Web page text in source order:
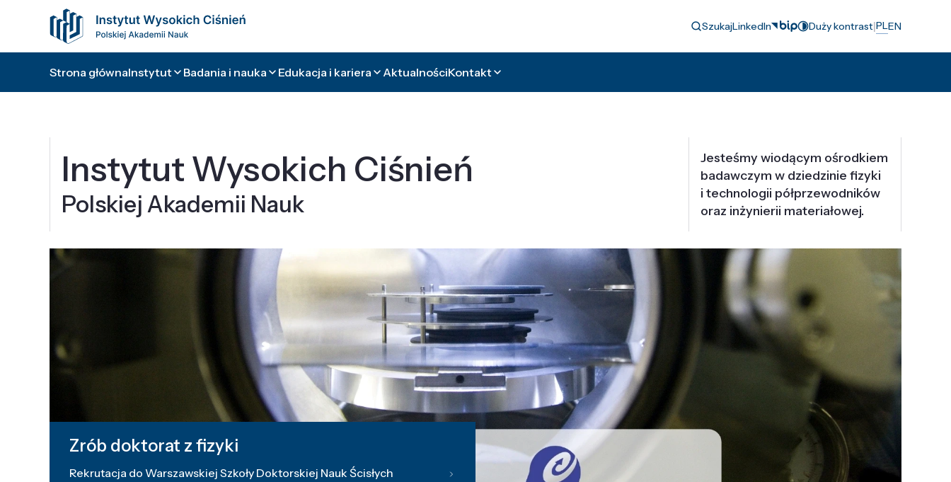
SzukajLinkedIn Duży kontrast|PLEN
Strona głównaInstytut Badania i nauka Edukacja i kariera AktualnościKontakt
Instytut Wysokich Ciśnień
Polskiej Akademii Nauk
Jesteśmy wiodącym ośrodkiem
badawczym w dziedzinie fizyki
i technologii półprzewodników
oraz inżynierii materiałowej.
Zrób doktorat z fizyki
Rekrutacja do Warszawskiej Szkoły Doktorskiej Nauk Ścisłych